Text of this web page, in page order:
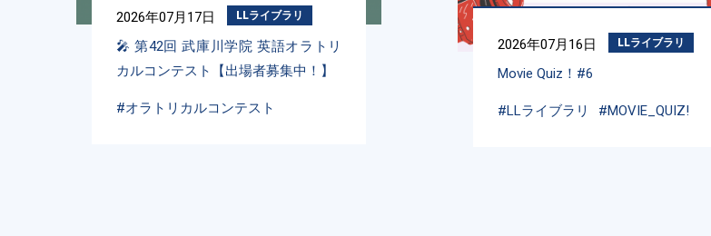
2026年07月17日 LLライブラリ
🎤 第42回 武庫川学院 英語オラトリ
カルコンテスト【出場者募集中！】
#オラトリカルコンテスト
2026年07月16日 LLライブラリ
Movie Quiz！#6
#LLライブラリ #MOVIE_QUIZ!